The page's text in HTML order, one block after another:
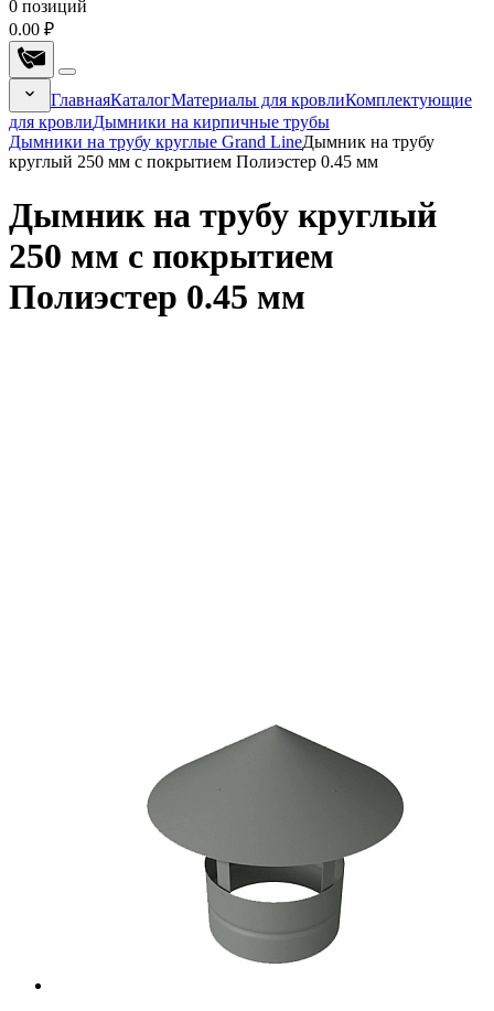
0 позиций
0.00 ₽
ГлавнаяКаталогМатериалы для кровлиКомплектующие
для кровлиДымники на кирпичные трубы
Дымники на трубу круглые Grand LineДымник на трубу
круглый 250 мм с покрытием Полиэстер 0.45 мм
Дымник на трубу круглый
250 мм с покрытием
Полиэстер 0.45 мм